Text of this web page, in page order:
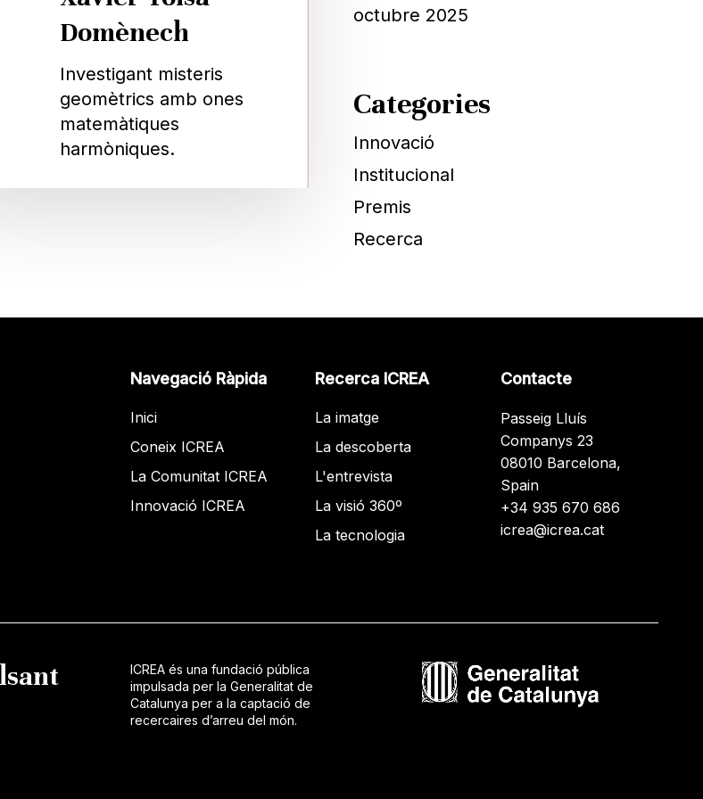
Domènech
Investigant misteris
geomètrics amb ones
matemàtiques
harmòniques.
octubre 2025
Categories
Innovació
Institucional
Premis
Recerca
Navegació Ràpida
Inici
Coneix ICREA
La Comunitat ICREA
Innovació ICREA
Recerca ICREA
La imatge
La descoberta
L'entrevista
La visió 360º
La tecnologia
Contacte
Passeig Lluís
Companys 23
08010 Barcelona,
Spain
+34 935 670 686
icrea@icrea.cat
ICREA és una fundació pública
impulsada per la Generalitat de
Catalunya per a la captació de
recercaires d’arreu del món.